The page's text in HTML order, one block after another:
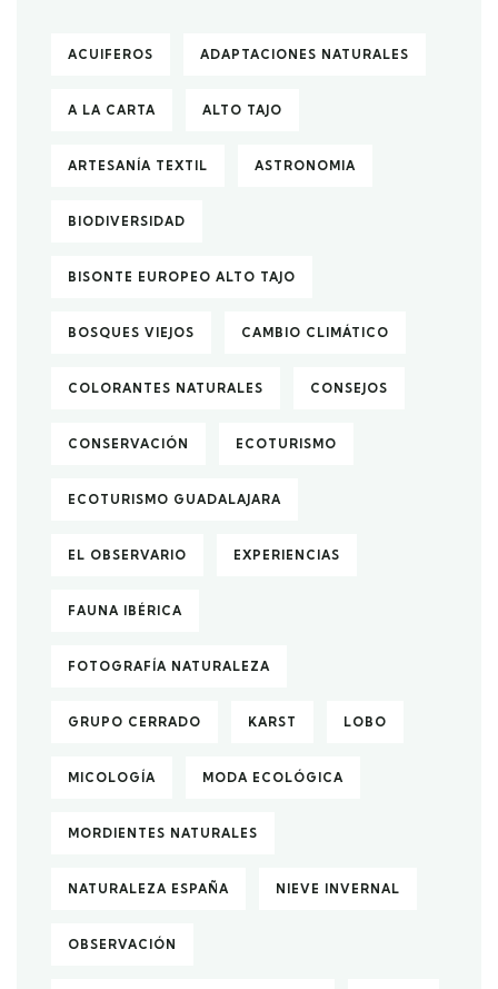
ACUIFEROS ADAPTACIONES NATURALES
A LA CARTA ALTO TAJO
ARTESANÍA TEXTIL ASTRONOMIA
BIODIVERSIDAD
BISONTE EUROPEO ALTO TAJO
BOSQUES VIEJOS CAMBIO CLIMÁTICO
COLORANTES NATURALES CONSEJOS
CONSERVACIÓN ECOTURISMO
ECOTURISMO GUADALAJARA
EL OBSERVARIO EXPERIENCIAS
FAUNA IBÉRICA
FOTOGRAFÍA NATURALEZA
GRUPO CERRADO KARST LOBO
MICOLOGÍA MODA ECOLÓGICA
MORDIENTES NATURALES
NATURALEZA ESPAÑA NIEVE INVERNAL
OBSERVACIÓN